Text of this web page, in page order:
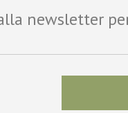
newsletter